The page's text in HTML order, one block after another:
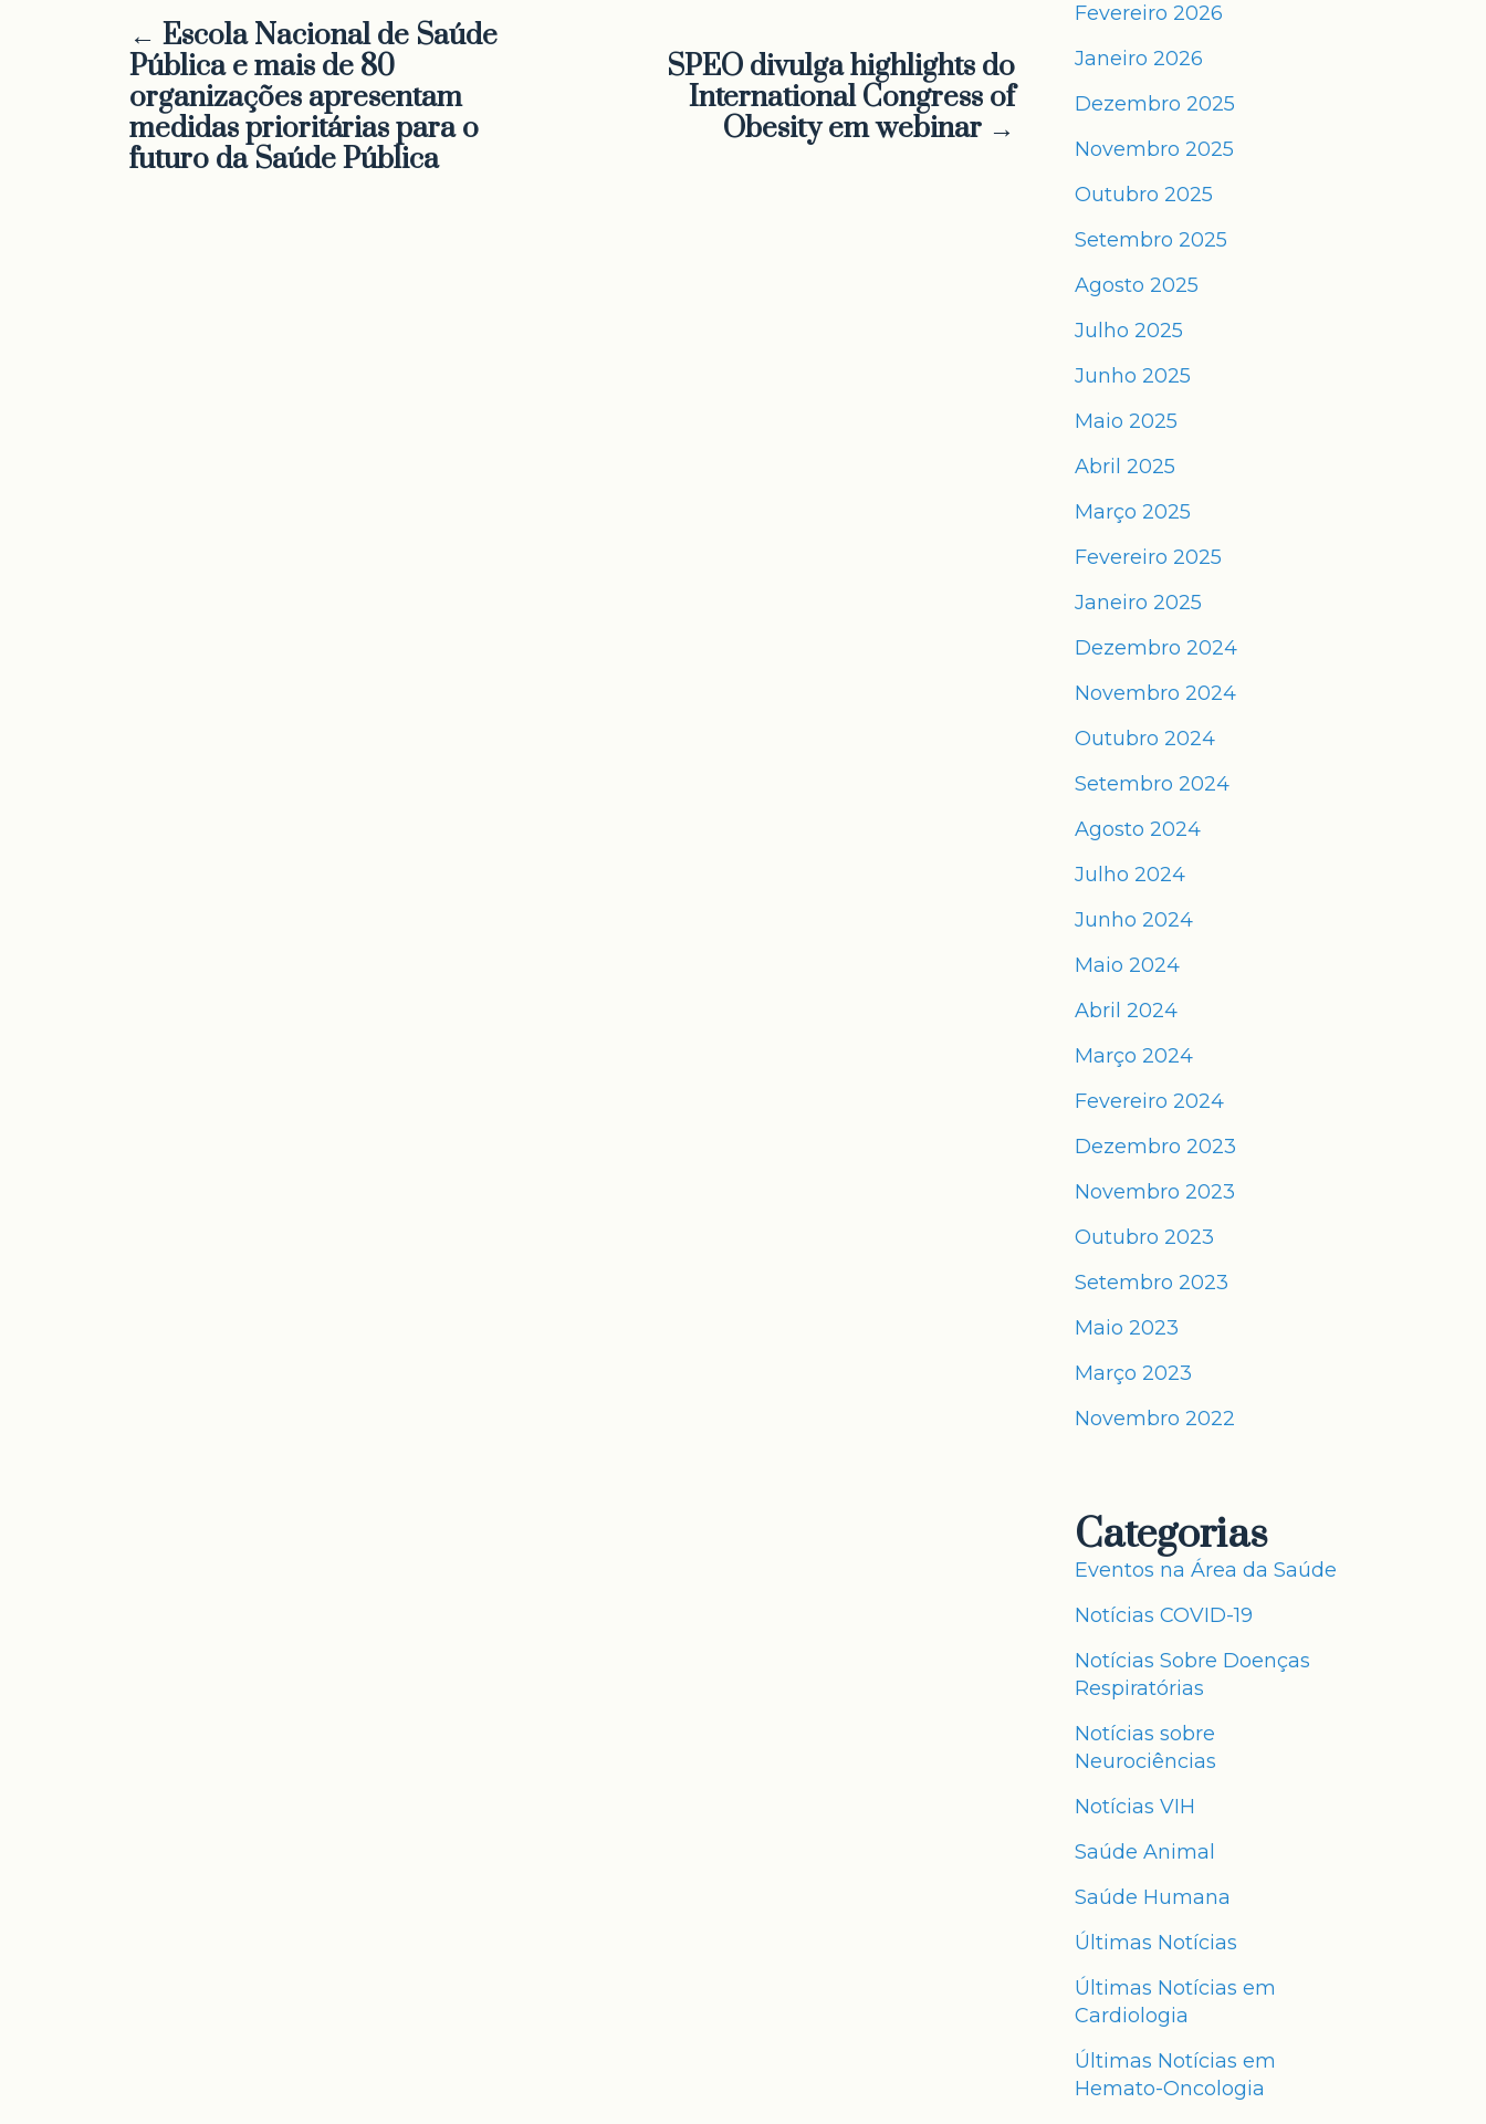
← Escola Nacional de Saúde
Pública e mais de 80
organizações apresentam
medidas prioritárias para o
futuro da Saúde Pública
SPEO divulga highlights do
International Congress of
Obesity em webinar →
Fevereiro 2026
Janeiro 2026
Dezembro 2025
Novembro 2025
Outubro 2025
Setembro 2025
Agosto 2025
Julho 2025
Junho 2025
Maio 2025
Abril 2025
Março 2025
Fevereiro 2025
Janeiro 2025
Dezembro 2024
Novembro 2024
Outubro 2024
Setembro 2024
Agosto 2024
Julho 2024
Junho 2024
Maio 2024
Abril 2024
Março 2024
Fevereiro 2024
Dezembro 2023
Novembro 2023
Outubro 2023
Setembro 2023
Maio 2023
Março 2023
Novembro 2022
Categorias
Eventos na Área da Saúde
Notícias COVID-19
Notícias Sobre Doenças
Respiratórias
Notícias sobre
Neurociências
Notícias VIH
Saúde Animal
Saúde Humana
Últimas Notícias
Últimas Notícias em
Cardiologia
Últimas Notícias em
Hemato-Oncologia